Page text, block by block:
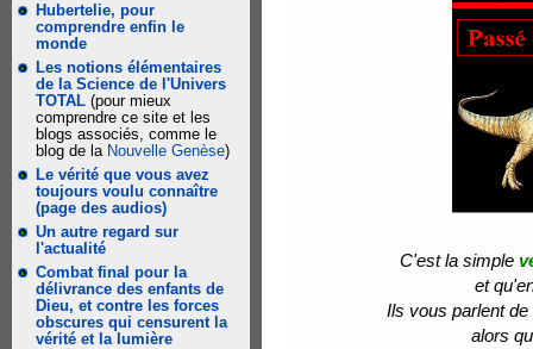
Hubertelie, pour
comprendre enfin le
monde
Les notions élémentaires
de la Science de l'Univers
TOTAL (pour mieux
comprendre ce site et les
blogs associés, comme le
blog de la Nouvelle Genèse)
Le vérité que vous avez
toujours voulu connaître
(page des audios)
Un autre regard sur
l'actualité
Combat final pour la
délivrance des enfants de
Dieu, et contre les forces
obscures qui censurent la
vérité et la lumière
C'est la simple
et
Ils vous parlent
alors